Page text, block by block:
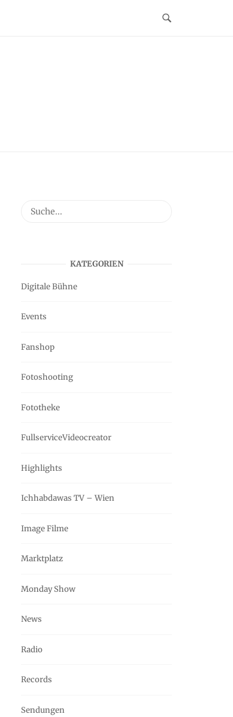
KATEGORIEN
Digitale Bühne
Events
Fanshop
Fotoshooting
Fototheke
FullserviceVideocreator
Highlights
Ichhabdawas TV – Wien
Image Filme
Marktplatz
Monday Show
News
Radio
Records
Sendungen